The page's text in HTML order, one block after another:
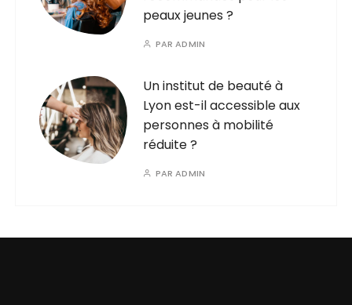
peaux jeunes ?
PARADMIN
Un institut de beauté à
Lyon est-il accessible aux
personnes à mobilité
réduite ?
PARADMIN